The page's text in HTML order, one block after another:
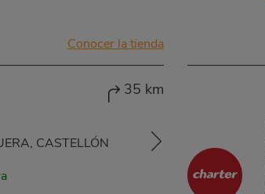
Conocer la tienda
35 km
CASTELLÓN